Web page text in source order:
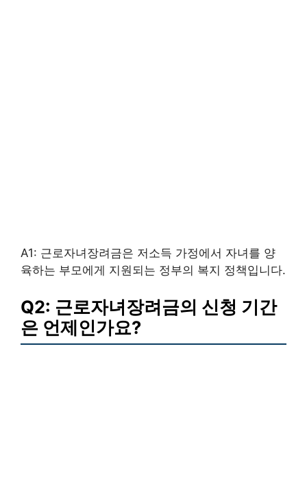
A1: 근로자녀장려금은 저소득 가정에서 자녀를 양
육하는 부모에게 지원되는 정부의 복지 정책입니다.
Q2: 근로자녀장려금의 신청 기간
은 언제인가요?